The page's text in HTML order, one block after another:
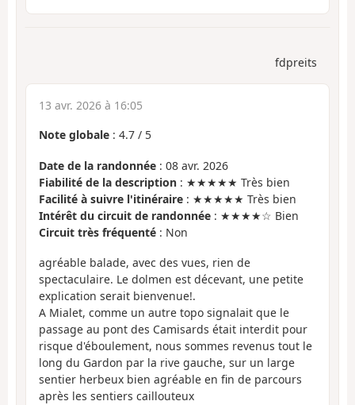
fdpreits
13 avr. 2026 à 16:05
Note globale : 4.7 / 5
Date de la randonnée : 08 avr. 2026
Fiabilité de la description : ★★★★★ Très bien
Facilité à suivre l'itinéraire : ★★★★★ Très bien
Intérêt du circuit de randonnée : ★★★★☆ Bien
Circuit très fréquenté : Non
agréable balade, avec des vues, rien de
spectaculaire. Le dolmen est décevant, une petite
explication serait bienvenue!.
A Mialet, comme un autre topo signalait que le
passage au pont des Camisards était interdit pour
risque d'éboulement, nous sommes revenus tout le
long du Gardon par la rive gauche, sur un large
sentier herbeux bien agréable en fin de parcours
après les sentiers caillouteux